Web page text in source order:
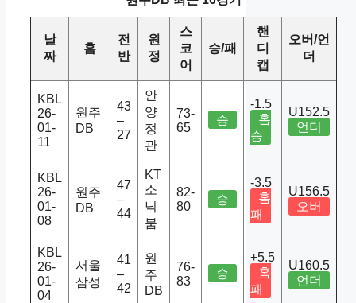
날
짜
홈
전
반
원
정
스
코
어
승/패
핸
디
캡
오버/언
더
KBL
26-
01-
11
원주
DB
43
–
27
안
양
정
관
73-
65
승
-1.5
홈
승
U152.5
언더
KBL
26-
01-
08
원주
DB
47
–
44
KT
소
닉
붐
82-
80
승
-3.5
홈
패
U156.5
오버
KBL
26-
01-
04
서울
삼성
41
–
42
원
주
DB
76-
83
승
+5.5
홈
패
U160.5
언더